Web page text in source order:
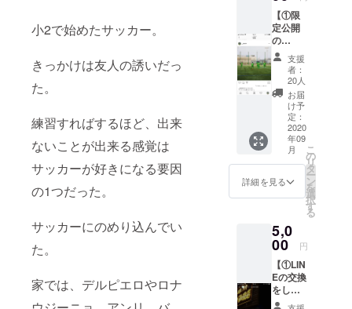
小2で始めたサッカー。
きっかけは友人の誘いだっ
た。
練習すればするほど、出来
ないことが出来る感覚は
サッカーが好きになる要因
の1つだった。
サッカーにのめり込んでい
た。
家では、デルピエロやロナ
い）
【①限
定公開
の
Instagr
amアカ
ウント
のフォ
ローを
許可さ
せて頂
きま
す！！
】
Twitter
では伝
えきれ
日常を
見るこ
とが出
来ま
す。契
約後の
生活や
支援
者：
20人
お届
け予
定：
2020
年09
月
詳細を見る
こ
の
リ
タ
ー
ン
を
選
択
す
る
5,0
00 円
【①LIN
Eの交換
をしま
す！！